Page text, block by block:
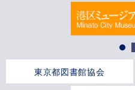
東京都図書館協会